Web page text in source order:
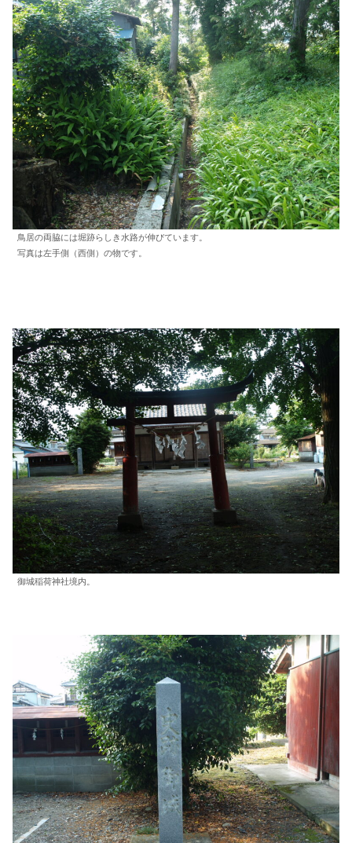
鳥居の両脇には堀跡らしき水路が伸びています。
写真は左手側（西側）の物です。
御城稲荷神社境内。